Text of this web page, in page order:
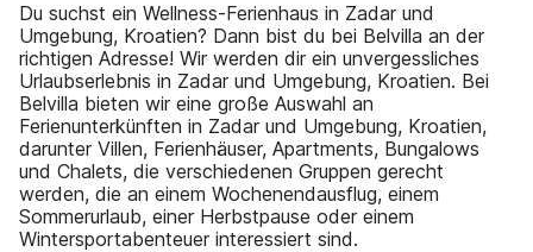
Du suchst ein Wellness-Ferienhaus in Zadar und
Umgebung, Kroatien? Dann bist du bei Belvilla an der
richtigen Adresse! Wir werden dir ein unvergessliches
Urlaubserlebnis in Zadar und Umgebung, Kroatien. Bei
Belvilla bieten wir eine große Auswahl an
Ferienunterkünften in Zadar und Umgebung, Kroatien,
darunter Villen, Ferienhäuser, Apartments, Bungalows
und Chalets, die verschiedenen Gruppen gerecht
werden, die an einem Wochenendausflug, einem
Sommerurlaub, einer Herbstpause oder einem
Wintersportabenteuer interessiert sind.